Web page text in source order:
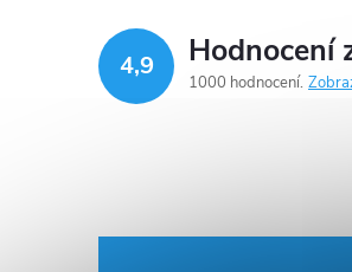
4,9 Hodnocení
1000 hodnocení